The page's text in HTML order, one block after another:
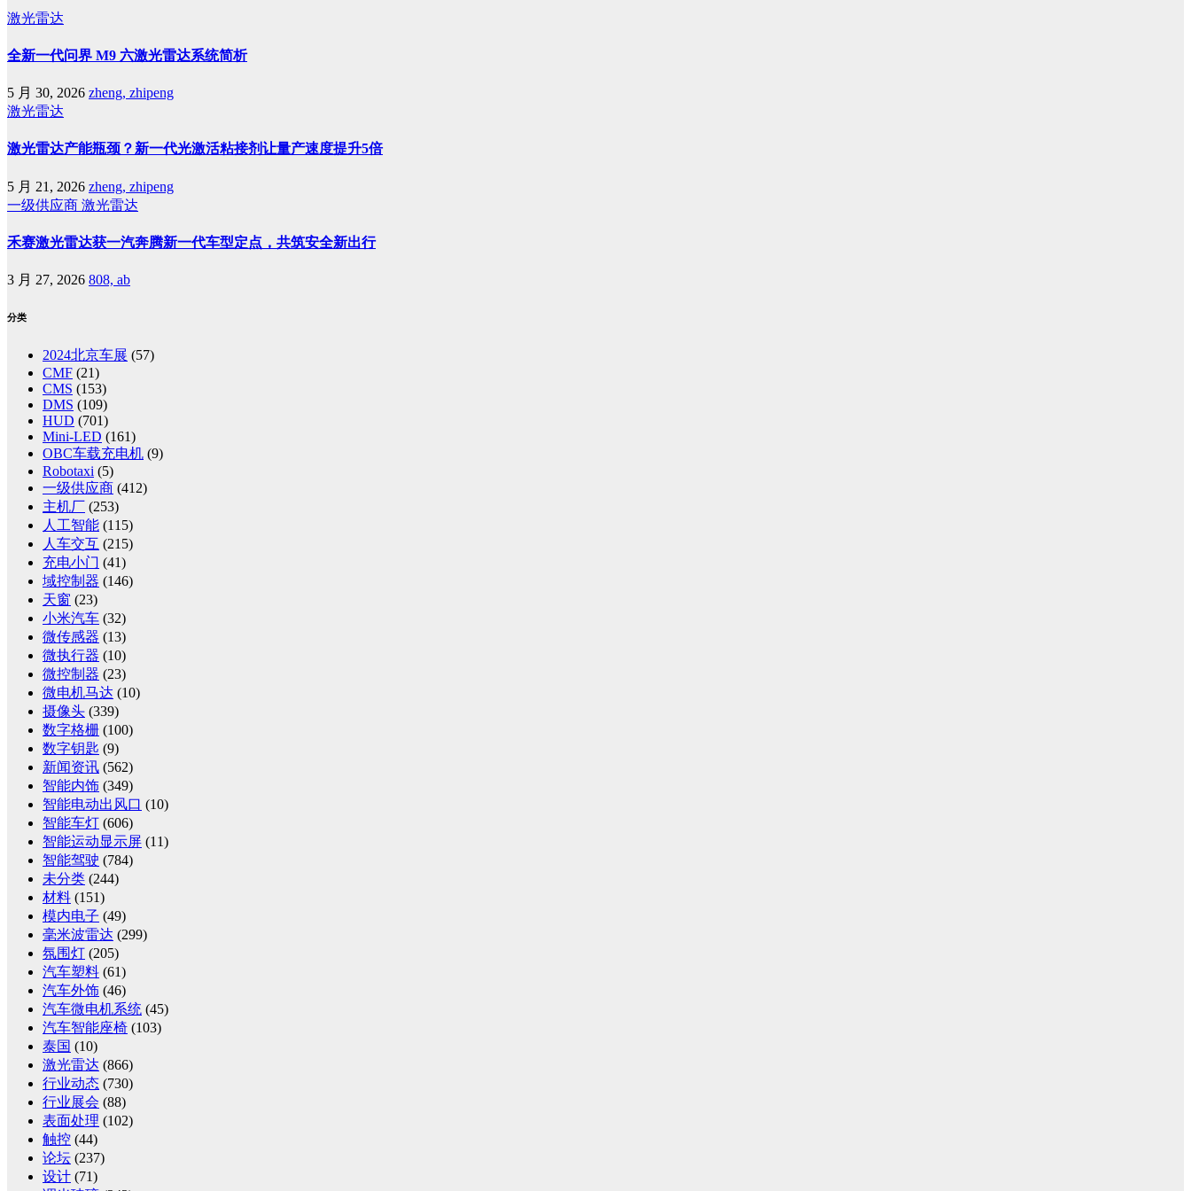
激光雷达
全新一代问界 M9 六激光雷达系统简析
5 月 30, 2026 zheng, zhipeng
激光雷达
激光雷达产能瓶颈？新一代光激活粘接剂让量产速度提升5倍
5 月 21, 2026 zheng, zhipeng
一级供应商 激光雷达
禾赛激光雷达获一汽奔腾新一代车型定点，共筑安全新出行
3 月 27, 2026 808, ab
分类
2024北京车展 (57)
CMF (21)
CMS (153)
DMS (109)
HUD (701)
Mini-LED (161)
OBC车载充电机 (9)
Robotaxi (5)
一级供应商 (412)
主机厂 (253)
人工智能 (115)
人车交互 (215)
充电小门 (41)
域控制器 (146)
天窗 (23)
小米汽车 (32)
微传感器 (13)
微执行器 (10)
微控制器 (23)
微电机马达 (10)
摄像头 (339)
数字格栅 (100)
数字钥匙 (9)
新闻资讯 (562)
智能内饰 (349)
智能电动出风口 (10)
智能车灯 (606)
智能运动显示屏 (11)
智能驾驶 (784)
未分类 (244)
材料 (151)
模内电子 (49)
毫米波雷达 (299)
氛围灯 (205)
汽车塑料 (61)
汽车外饰 (46)
汽车微电机系统 (45)
汽车智能座椅 (103)
泰国 (10)
激光雷达 (866)
行业动态 (730)
行业展会 (88)
表面处理 (102)
触控 (44)
论坛 (237)
设计 (71)